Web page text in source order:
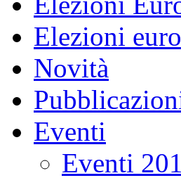
Elezioni
Novità
Eventi
Eventi